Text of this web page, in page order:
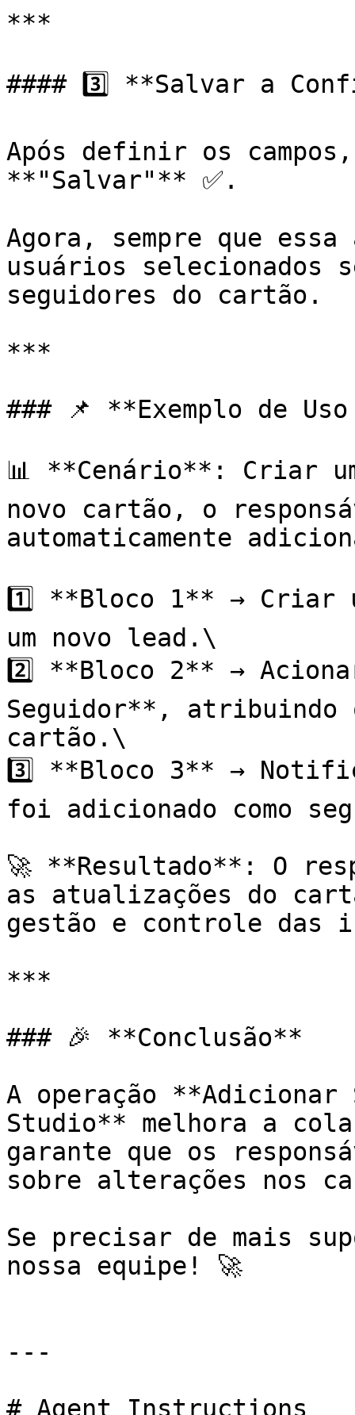
***
#### 3️⃣ **Salvar a
Após definir os
**"Salvar"** ✅.
Agora, sempre que
usuários selecionados
seguidores do cartão.
***
### 📌 **Exemplo de
📊 **Cenário**: Criar
novo cartão, o
automaticamente
1️⃣ **Bloco 1** → Criar
um novo lead.\
2️⃣ **Bloco 2** →
Seguidor**, atribuindo
cartão.\
3️⃣ **Bloco 3** →
foi adicionado como
🚀 **Resultado**: O
as atualizações do
gestão e controle das
***
### 🎉 **Conclusão**
A operação
Studio** melhora a
garante que os
sobre alterações nos
Se precisar de mais
nossa equipe! 🚀
---
# Agent Instructions